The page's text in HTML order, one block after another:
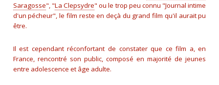
Saragosse", "La Clepsydre" ou le trop peu connu "Journal intime
d'un pécheur", le film reste en deçà du grand film qu'il aurait pu
être.
Il est cependant réconfortant de constater que ce film a, en
France, rencontré son public, composé en majorité de jeunes
entre adolescence et âge adulte.